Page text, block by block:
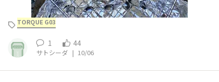
TORQUE G03
1 44
サトシーダ | 10/06